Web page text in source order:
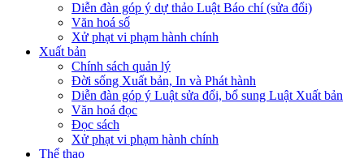
Diễn đàn góp ý dự thảo Luật Báo chí (sửa đổi)
Văn hoá số
Xử phạt vi phạm hành chính
Xuất bản
Chính sách quản lý
Đời sống Xuất bản, In và Phát hành
Diễn đàn góp ý Luật sửa đổi, bổ sung Luật Xuất bản
Văn hoá đọc
Đọc sách
Xử phạt vi phạm hành chính
Thể thao